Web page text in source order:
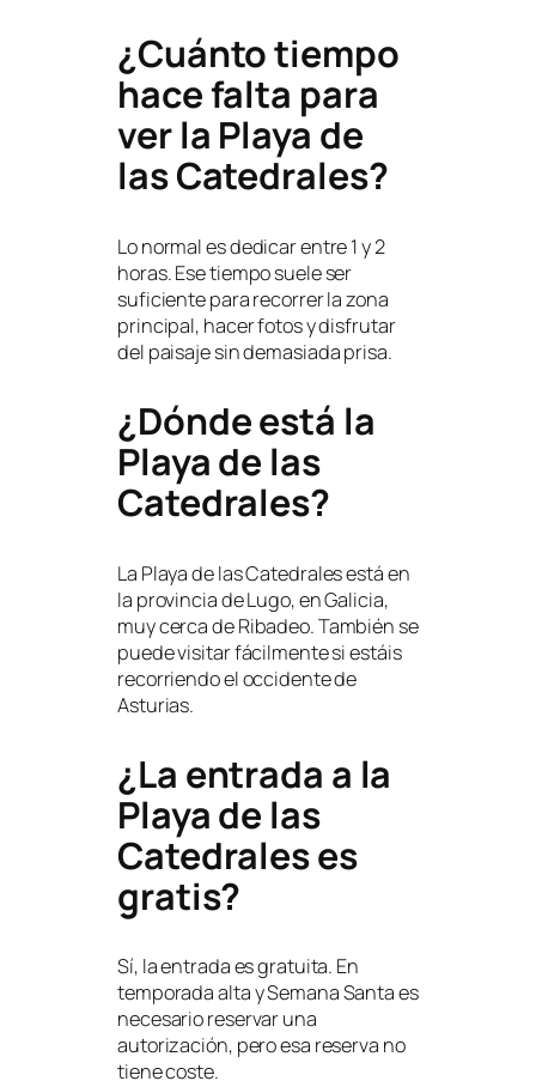
¿Cuánto tiempo
hace falta para
ver la Playa de
las Catedrales?
Lo normal es dedicar entre 1 y 2
horas. Ese tiempo suele ser
suficiente para recorrer la zona
principal, hacer fotos y disfrutar
del paisaje sin demasiada prisa.
¿Dónde está la
Playa de las
Catedrales?
La Playa de las Catedrales está en
la provincia de Lugo, en Galicia,
muy cerca de Ribadeo. También se
puede visitar fácilmente si estáis
recorriendo el occidente de
Asturias.
¿La entrada a la
Playa de las
Catedrales es
gratis?
Sí, la entrada es gratuita. En
temporada alta y Semana Santa es
necesario reservar una
autorización, pero esa reserva no
tiene coste.